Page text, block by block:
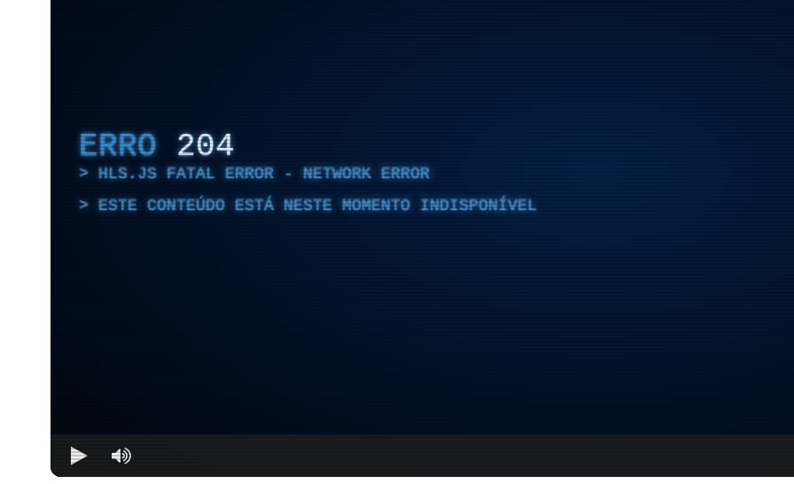
ERRO 204
HLS.JS FATAL ERROR - NETWORK ERROR
ESTE CONTEÚDO ESTÁ NESTE MOMENTO INDISPONÍVEL